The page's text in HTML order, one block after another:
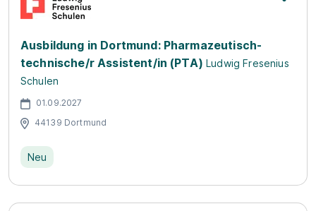
Ausbildung in Dortmund: Pharmazeutisch-
technische/r Assistent/in (PTA) Ludwig Fresenius
Schulen
01.09.2027
44139 Dortmund
Neu